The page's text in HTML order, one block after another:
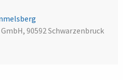
90592 Schwarzenbruck